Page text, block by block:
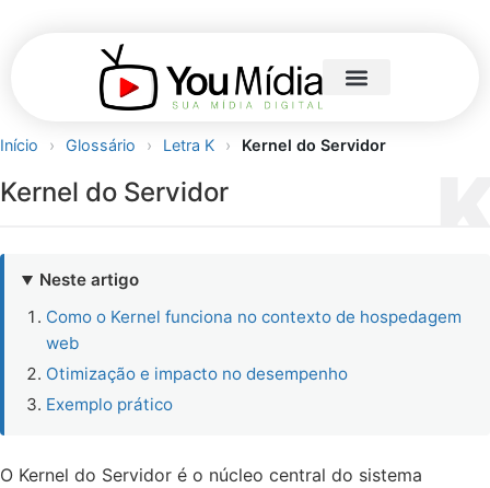
Início › Glossário › Letra K › Kernel do Servidor
Kernel do Servidor
Neste artigo
Como o Kernel funciona no contexto de hospedagem
web
Otimização e impacto no desempenho
Exemplo prático
O Kernel do Servidor é o núcleo central do sistema